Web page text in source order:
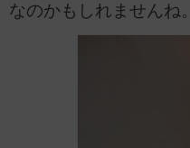
なのかもしれませんね。